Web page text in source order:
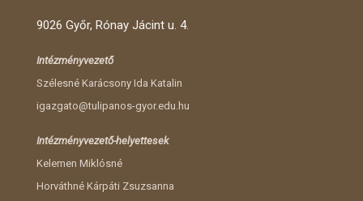
9026 Győr, Rónay Jácint u. 4.
Intézményvezető
Szélesné Karácsony Ida Katalin
igazgato@tulipanos-gyor.edu.hu
Intézményvezető-helyettesek
Kelemen Miklósné
Horváthné Kárpáti Zsuzsanna